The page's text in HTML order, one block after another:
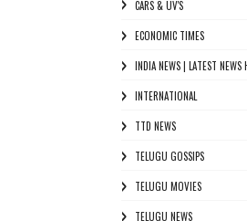
CARS & UV'S
ECONOMIC TIMES
INDIA NEWS | LATEST
INTERNATIONAL
TTD NEWS
TELUGU GOSSIPS
TELUGU MOVIES
TELUGU NEWS